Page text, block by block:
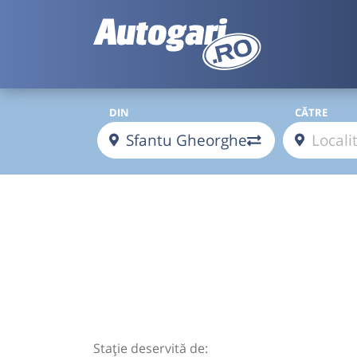
DIN CĂTRE
Stație deservită de: